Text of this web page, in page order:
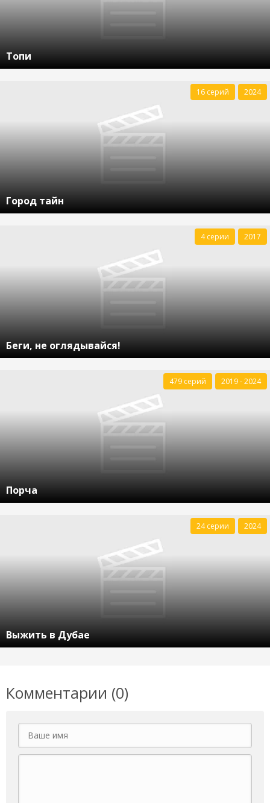
Топи
Город тайн
16 серий 2024
Беги, не оглядывайся!
4 серии 2017
Порча
479 серий 2019 - 2024
Выжить в Дубае
24 серии 2024
Комментарии (0)